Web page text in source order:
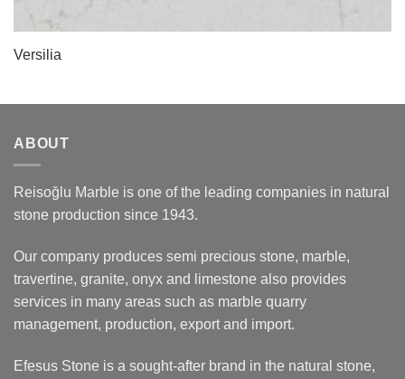
Versilia
ABOUT
Reisoğlu Marble is one of the leading companies in natural
stone production since 1943.
Our company produces semi precious stone, marble,
travertine, granite, onyx and limestone also provides
services in many areas such as marble quarry
management, production, export and import.
Efesus Stone is a sought-after brand in the natural stone,